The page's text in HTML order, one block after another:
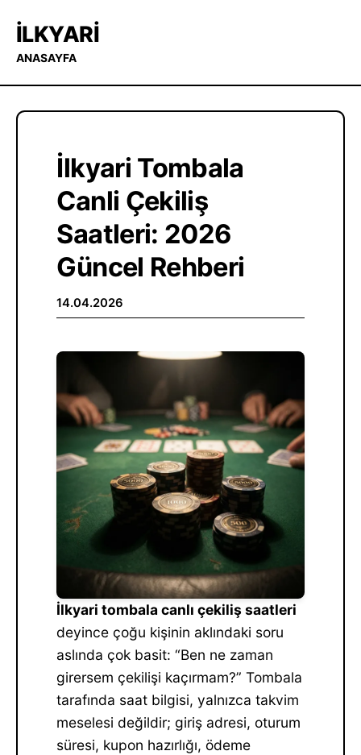
İLKYARI
ANASAYFA
İlkyari Tombala
Canli Çekiliş
Saatleri: 2026
Güncel Rehberi
14.04.2026
İlkyari tombala canlı çekiliş saatleri
deyince çoğu kişinin aklındaki soru
aslında çok basit: “Ben ne zaman
girersem çekilişi kaçırmam?” Tombala
tarafında saat bilgisi, yalnızca takvim
meselesi değildir; giriş adresi, oturum
süresi, kupon hazırlığı, ödeme